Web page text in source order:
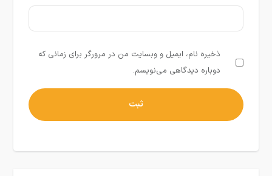
ذخیره نام، ایمیل و وبسایت من در مرورگر برای زمانی که
دوباره دیدگاهی می‌نویسم.